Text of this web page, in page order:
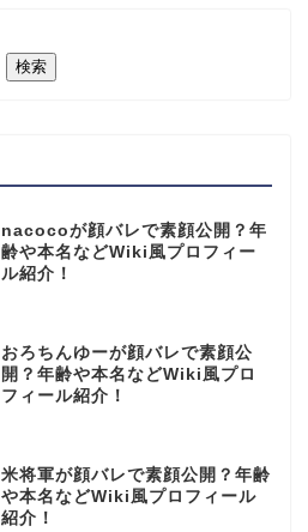
検索
nacocoが顔バレで素顔公開？年
齢や本名などWiki風プロフィー
ル紹介！
おろちんゆーが顔バレで素顔公
開？年齢や本名などWiki風プロ
フィール紹介！
米将軍が顔バレで素顔公開？年齢
や本名などWiki風プロフィール
紹介！